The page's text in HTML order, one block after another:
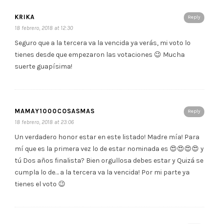
Reply
KRIKA
18 febrero, 2018 at 12:30
Seguro que a la tercera va la vencida ya verás, mi voto lo
tienes desde que empezaron las votaciones 😉 Mucha
suerte guapísima!
Reply
MAMAY1000COSASMAS
18 febrero, 2018 at 23:06
Un verdadero honor estar en este listado! Madre mía! Para
mí que es la primera vez lo de estar nominada es 😍😍😍😍 y
tú Dos años finalista? Bien orgullosa debes estar y Quizá se
cumpla lo de… a la tercera va la vencida! Por mi parte ya
tienes el voto 😉